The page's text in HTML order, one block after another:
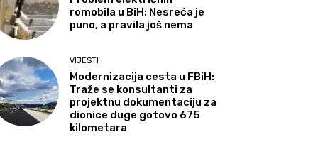
romobila u BiH: Nesreća je
puno, a pravila još nema
VIJESTI
Modernizacija cesta u FBiH:
Traže se konsultanti za
projektnu dokumentaciju za
dionice duge gotovo 675
kilometara